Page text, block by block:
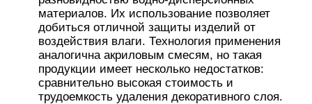
материалов. Их использование позволяет
добиться отличной защиты изделий от
воздействия влаги. Технология применения
аналогична акриловым смесям, но такая
продукции имеет несколько недостатков:
сравнительно высокая стоимость и
трудоемкость удаления декоративного слоя.